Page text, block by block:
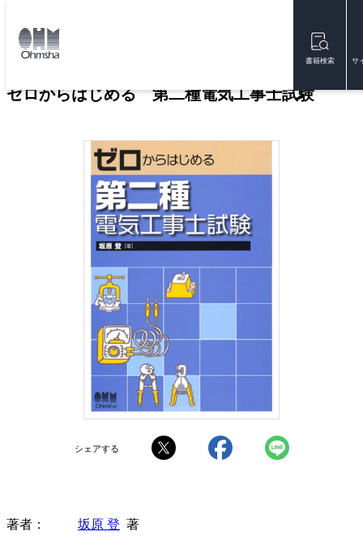
書籍検索 サ
トップ
ゼロからはじめる 第二種電気工事士試験
シェアする
著者 坂原 登 著